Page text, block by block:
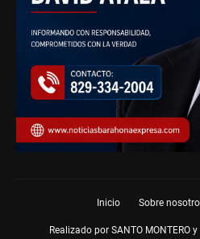
Inicio Sobre
Realizado por SANTO MONTERO